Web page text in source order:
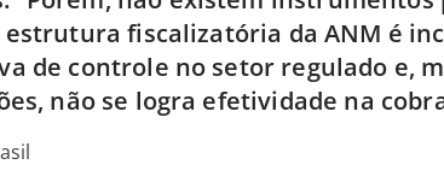
estrutura fiscalizatória da ANM é
de controle no setor regulado e,
não se logra efetividade na